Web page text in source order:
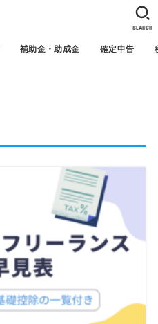
補助金・助成金 確定申告
SEARCH